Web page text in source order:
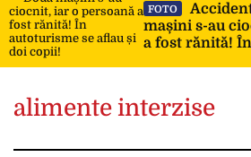
FOTO
mașini s-au
a fost rănită!
alimente interzise